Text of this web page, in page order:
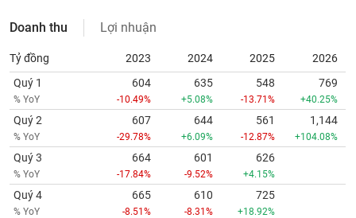
Doanh thu Lợi nhuận
Tỷ đồng 2023 2024 2025
2026
Quý 1
% YoY
604
-10.49%
635
+5.08%
548
-13.71%
769
+40.25%
Quý 2
% YoY
607
-29.78%
644
+6.09%
561
-12.87%
1,144
+104.08%
Quý 3
% YoY
664
-17.84%
601
-9.52%
626
+4.15%
Quý 4
% YoY
665
-8.51%
610
-8.31%
725
+18.92%